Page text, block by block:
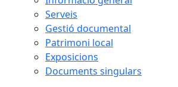
Serveis
Gestió documental
Patrimoni local
Exposicions
Documents singulars